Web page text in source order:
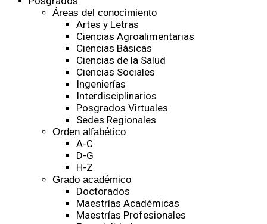
Áreas del conocimiento
Artes y Letras
Ciencias Agroalimentarias
Ciencias Básicas
Ciencias de la Salud
Ciencias Sociales
Ingenierías
Interdisciplinarios
Posgrados Virtuales
Sedes Regionales
Orden alfabético
A-C
D-G
H-Z
Grado académico
Doctorados
Maestrías Académicas
Maestrías Profesionales